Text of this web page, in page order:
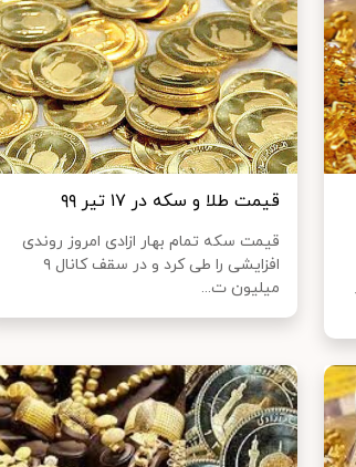
قیمت طلا و سکه در ۱۷ تیر ۹۹
قیمت سکه تمام بهار ازادی امروز روندی
افزایشی را طی کرد و در سقف کانال ۹
میلیون ت...